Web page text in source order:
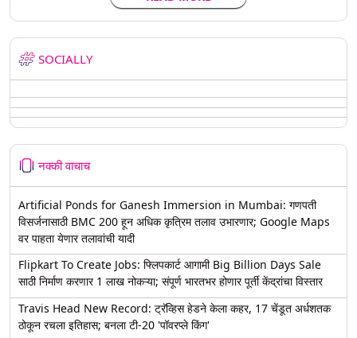
SOCIALLY
नक्की वाचाच
Artificial Ponds for Ganesh Immersion in Mumbai: गणपती
विसर्जनासाठी BMC 200 हून अधिक कृत्रिम तलाव उभारणार; Google Maps
वर पाहता येणार तलावांची यादी
Flipkart To Create Jobs: फ्लिपकार्ट आगामी Big Billion Days Sale
साठी निर्माण करणार 1 लाख नोकऱ्या; संपूर्ण भारतभर होणार पूर्ती केंद्रांचा विस्तार
Travis Head New Record: ट्रॅव्हिस हेडने केला कहर, 17 चेंडूत अर्धशतक
ठोकून रचला इतिहास; बनला टी-20 'पॉवरप्ले किंग'